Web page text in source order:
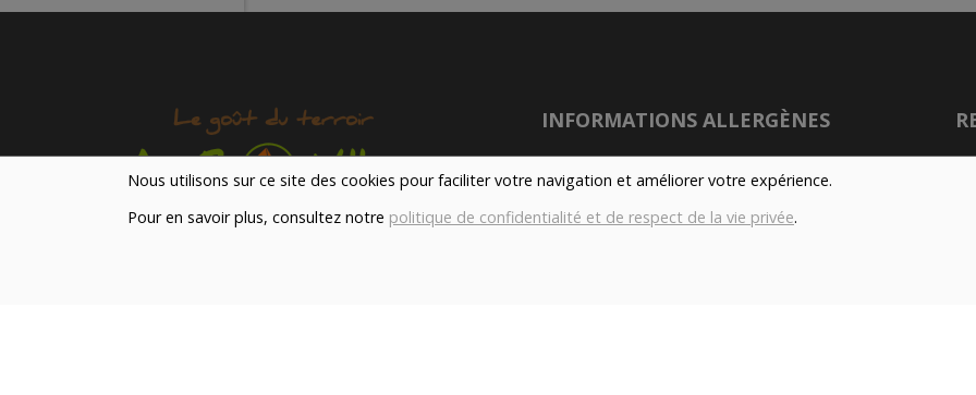
Nous utilisons sur ce site des cookies pour faciliter votre navigation et améliorer votre expérience.
Pour en savoir plus, consultez notre politique de confidentialité et de respect de la vie privée.
Notre magasin situé à Quevaucamps réunit sous son
INFORMATIONS ALLERGÈNES
Tous nos produits sont susceptibles de contenir
amples informations sur ceux-ci, vous pouvez